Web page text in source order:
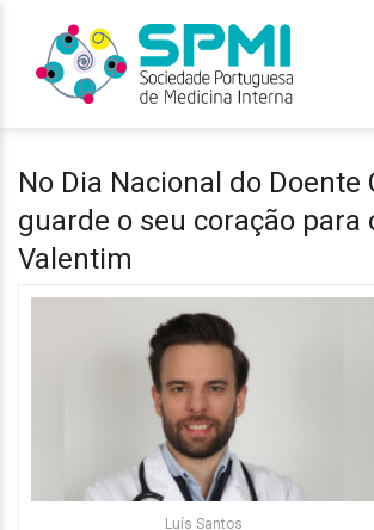
No Dia Nacional do Doente
guarde o seu coração para
Valentim
Luís Santos